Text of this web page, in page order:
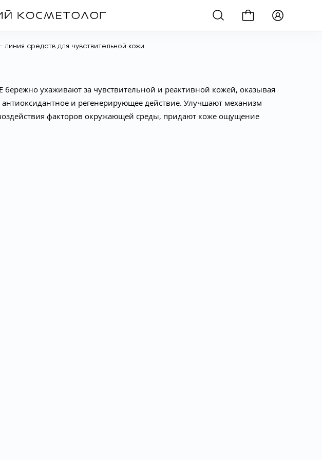
– линия средств для чувствительной кожи
бережно ухаживают за чувствительной и реактивной кожей, оказывая
и регенерирующее действие. Улучшают механизм
факторов окружающей среды, придают коже ощущение